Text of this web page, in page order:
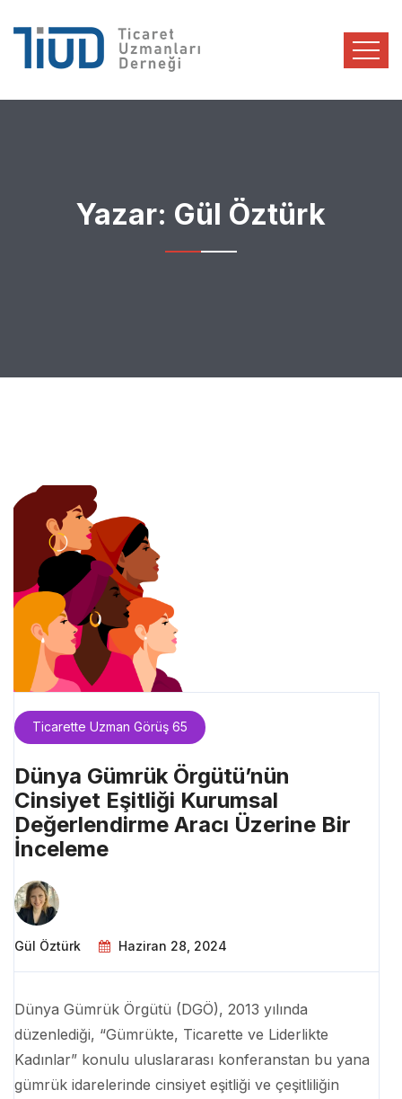
Yazar: Gül Öztürk
Ticarette Uzman Görüş 65
Dünya Gümrük Örgütü’nün
Cinsiyet Eşitliği Kurumsal
Değerlendirme Aracı Üzerine Bir
İnceleme
Gül Öztürk Haziran 28, 2024
Dünya Gümrük Örgütü (DGÖ), 2013 yılında
düzenlediği, “Gümrükte, Ticarette ve Liderlikte
Kadınlar” konulu uluslararası konferanstan bu yana
gümrük idarelerinde cinsiyet eşitliği ve çeşitliliğin